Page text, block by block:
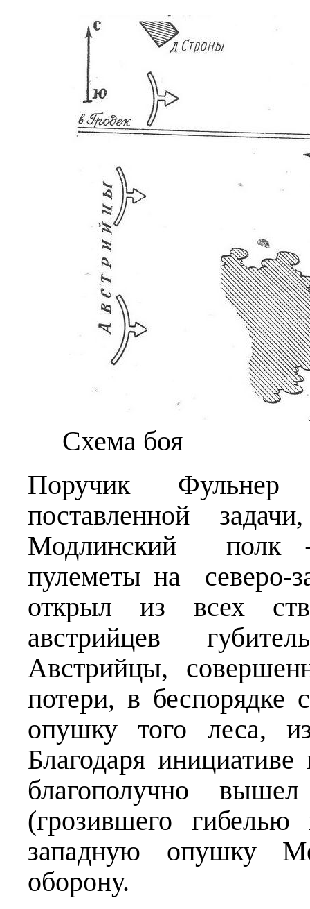
Схема боя
Поручик
поставленной
Модлинский полк
пулеметы на северо-
открыл из всех
австрийцев
Австрийцы,
потери, в беспорядке
опушку того леса,
Благодаря
благополучно
(грозившего
западную опушку
оборону.